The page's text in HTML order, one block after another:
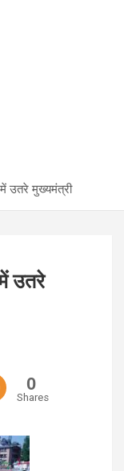
उतरे मुख्यमंत्री
उतरे
0
Shares